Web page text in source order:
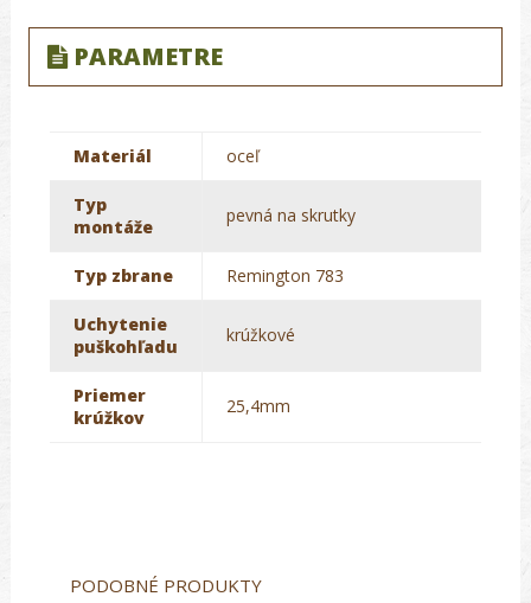
PARAMETRE
Materiál oceľ
Typ
montáže
pevná na skrutky
Typ zbrane Remington 783
Uchytenie
puškohľadu
krúžkové
Priemer
krúžkov
25,4mm
PODOBNÉ PRODUKTY